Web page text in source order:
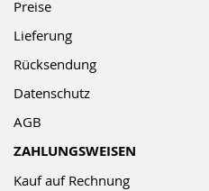
Preise
Lieferung
Rücksendung
Datenschutz
AGB
ZAHLUNGSWEISEN
Kauf auf Rechnung